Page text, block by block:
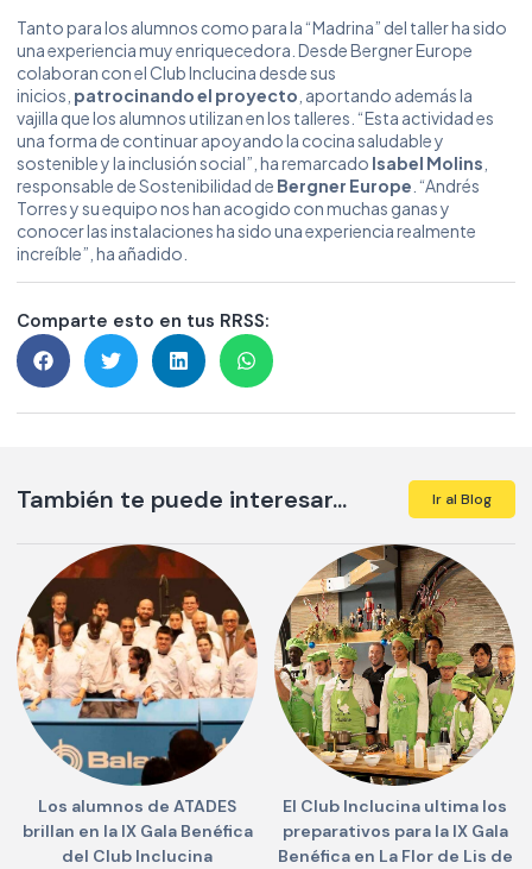
Tanto para los alumnos como para la “Madrina” del taller ha sido
una experiencia muy enriquecedora. Desde Bergner Europe
colaboran con el Club Inclucina desde sus
inicios, patrocinando el proyecto , aportando además la
vajilla que los alumnos utilizan en los talleres. “Esta actividad es
una forma de continuar apoyando la cocina saludable y
sostenible y la inclusión social”, ha remarcado Isabel Molins
responsable de Sostenibilidad de Bergner Europe . “Andrés
Torres y su equipo nos han acogido con muchas ganas y
conocer las instalaciones ha sido una experiencia realmente
increíble”, ha añadido.
Comparte esto en tus RRSS:
También te puede interesar... Ir al Blog
Los alumnos de ATADES
brillan en la IX Gala Benéfica
del Club Inclucina
El Club Inclucina ultima los
preparativos para la IX Gala
Benéfica en La Flor de Lis de